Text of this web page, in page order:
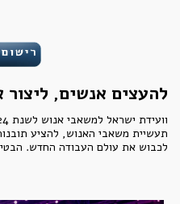
להעצים אנשים, ליצור
תעשיית משאבי האנוש, להציע
לכבוש את עולם העבודה החדש.